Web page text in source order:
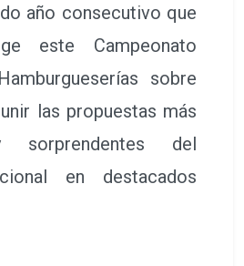
año consecutivo que
este Campeonato
sobre
las propuestas más
sorprendentes del
en destacados